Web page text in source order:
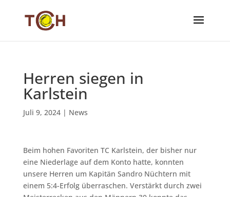
Herren siegen in
Karlstein
Juli 9, 2024| News
Beim hohen Favoriten TC Karlstein, der bisher nur
eine Niederlage auf dem Konto hatte, konnten
unsere Herren um Kapitän Sandro Nüchtern mit
einem 5:4-Erfolg überraschen. Verstärkt durch zwei